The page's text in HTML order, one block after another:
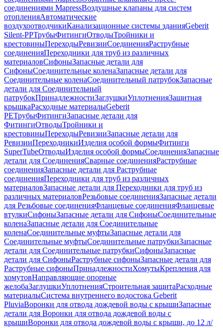
соединениями MapressВоздушные клапаны для систем
отопленияАвтоматические
воздухоотводчикиКанализационные системы зданияGeberit
Silent-PPТрубыФитингиОтводыТройники и
крестовиныПереходыРевизииСоединенияРаструбные
соединенияПереходники для труб из различных
материаловСифоныЗапасные детали для
СифоныСоединительные коленаЗапасные детали для
Соединительные коленаСоединительный патрубокЗапасные
детали для Соединительный
патрубокПринадлежностиЗаглушкиУплотненияЗащитная
крышкаРасходные материалыGeberit
PEТрубыФитингиЗапасные детали для
ФитингиОтводыТройники и
крестовиныПереходыРевизииЗапасные детали для
РевизииПереходникиИзделия особой формыФитинги
SuperTubeОтводыИзделия особой формыСоединенияЗапасные
детали для СоединенияСварные соединенияРаструбные
соединенияЗапасные детали для Раструбные
соединенияПереходники для труб из различных
материаловЗапасные детали для Переходники для труб из
различных материаловРезьбовые соединенияЗапасные детали
для Резьбовые соединенияФланцевые соединенияФланцевые
втулкиСифоныЗапасные детали для СифоныСоединительные
коленаЗапасные детали для Соединительные
коленаСоединительные муфтыЗапасные детали для
Соединительные муфтыСоединительные патрубкиЗапасные
детали для Соединительные патрубкиСифоныЗапасные
детали для СифоныРаструбные сифоныЗапасные детали для
Раструбные сифоныПринадлежностиХомутыКрепления для
хомутовНаправляющие опорные
желобаЗаглушкиУплотненияСтроительная защитаРасходные
материалыСистема внутреннего водостока Geberit
PluviaВоронки для отвода дождевой воды с крышиЗапасные
детали для Воронки для отвода дождевой воды с
крышиВоронки для отвода дождевой воды с крыши, до 12 л/